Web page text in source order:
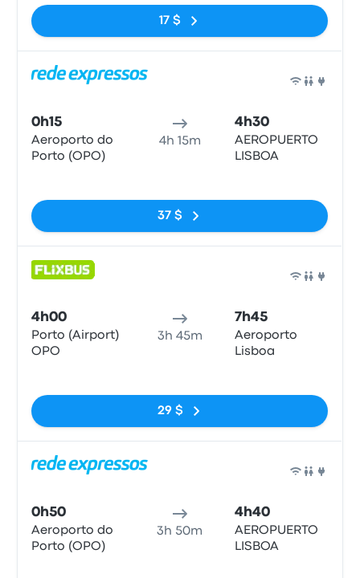
17 $
0h15
Aeroporto do
Porto (OPO)
4h 15m
4h30
AEROPUERTO
LISBOA
37 $
4h00
Porto (Airport)
OPO
3h 45m
7h45
Aeroporto
Lisboa
29 $
0h50
Aeroporto do
Porto (OPO)
3h 50m
4h40
AEROPUERTO
LISBOA